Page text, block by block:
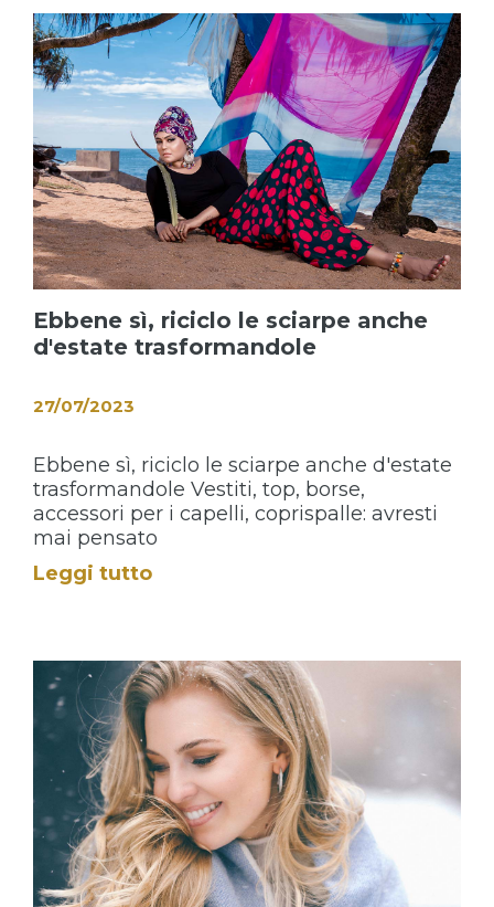
Ebbene sì, riciclo le sciarpe anche
d'estate trasformandole
27/07/2023
Ebbene sì, riciclo le sciarpe anche d'estate
trasformandole Vestiti, top, borse,
accessori per i capelli, coprispalle: avresti
mai pensato
Leggi tutto